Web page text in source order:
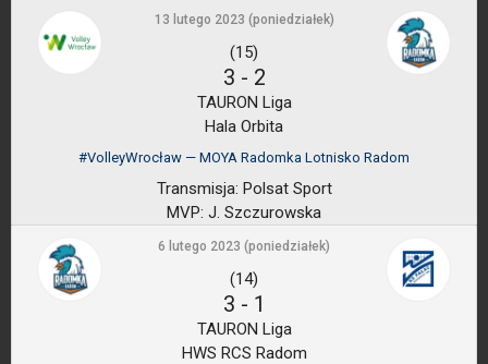
13 lutego 2023 (poniedziałek)
(15)
3 - 2
TAURON Liga
Hala Orbita
#VolleyWrocław — MOYA Radomka Lotnisko Radom
Transmisja: Polsat Sport
MVP: J. Szczurowska
6 lutego 2023 (poniedziałek)
(14)
3 - 1
TAURON Liga
HWS RCS Radom